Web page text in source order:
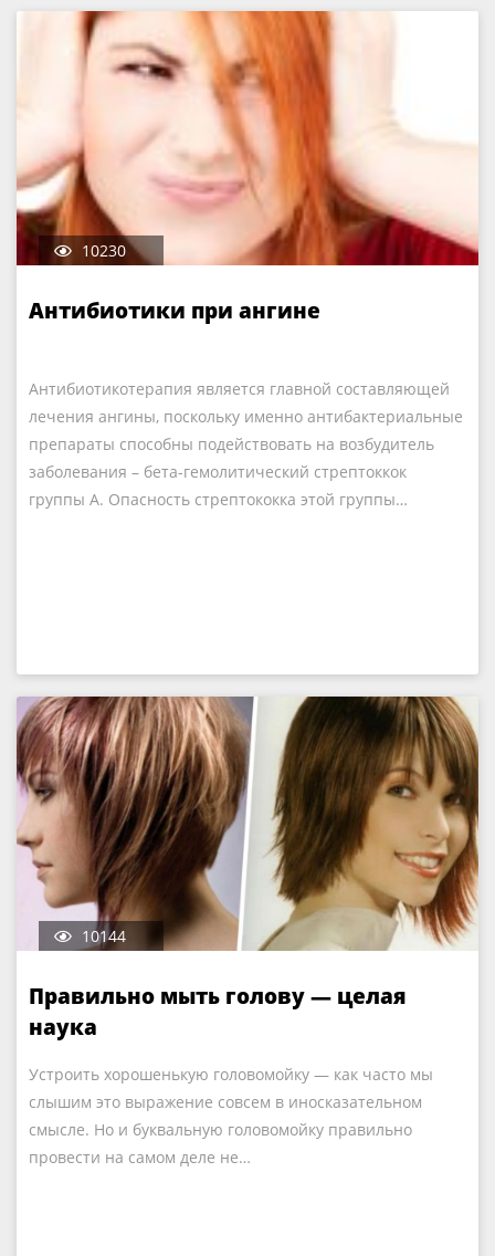
10230
Антибиотики при ангине
Антибиотикотерапия является главной составляющей
лечения ангины, поскольку именно антибактериальные
препараты способны подействовать на возбудитель
заболевания – бета-гемолитический стрептоккок
группы А. Опасность стрептококка этой группы…
10144
Правильно мыть голову — целая
наука
Устроить хорошенькую головомойку — как часто мы
слышим это выражение совсем в иносказательном
смысле. Но и буквальную головомойку правильно
провести на самом деле не…